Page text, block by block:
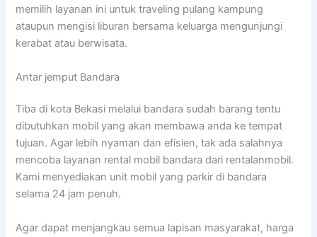
memilih layanan ini untuk traveling pulang kampung
ataupun mengisi liburan bersama keluarga mengunjungi
kerabat atau berwisata.
Antar jemput Bandara
Tiba di kota Bekasi melalui bandara sudah barang tentu
dibutuhkan mobil yang akan membawa anda ke tempat
tujuan. Agar lebih nyaman dan efisien, tak ada salahnya
mencoba layanan rental mobil bandara dari rentalanmobil.
Kami menyediakan unit mobil yang parkir di bandara
selama 24 jam penuh.
Agar dapat menjangkau semua lapisan masyarakat, harga